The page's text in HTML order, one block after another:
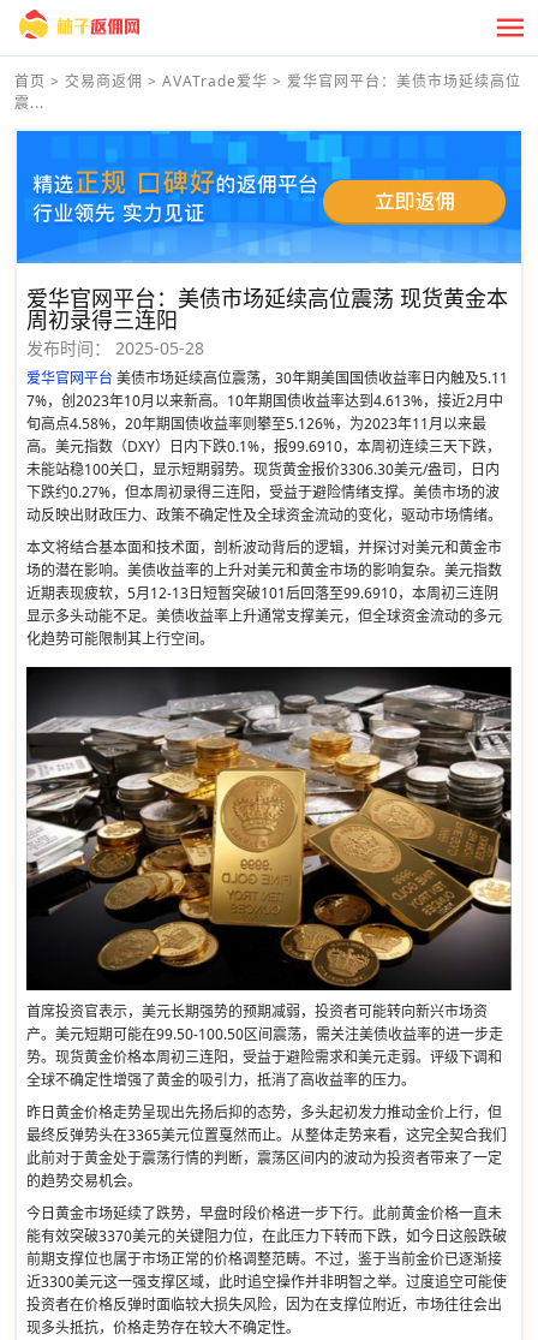
首页 > 交易商返佣 > AVATrade爱华 > 爱华官网平台：美债市场延续高位
震...
爱华官网平台：美债市场延续高位震荡 现货黄金本
周初录得三连阳
发布时间： 2025-05-28
爱华官网平台 美债市场延续高位震荡，30年期美国国债收益率日内触及5.11
7%，创2023年10月以来新高。10年期国债收益率达到4.613%，接近2月中
旬高点4.58%，20年期国债收益率则攀至5.126%，为2023年11月以来最
高。美元指数（DXY）日内下跌0.1%，报99.6910，本周初连续三天下跌，
未能站稳100关口，显示短期弱势。现货黄金报价3306.30美元/盎司，日内
下跌约0.27%，但本周初录得三连阳，受益于避险情绪支撑。美债市场的波
动反映出财政压力、政策不确定性及全球资金流动的变化，驱动市场情绪。
本文将结合基本面和技术面，剖析波动背后的逻辑，并探讨对美元和黄金市
场的潜在影响。美债收益率的上升对美元和黄金市场的影响复杂。美元指数
近期表现疲软，5月12-13日短暂突破101后回落至99.6910，本周初三连阴
显示多头动能不足。美债收益率上升通常支撑美元，但全球资金流动的多元
化趋势可能限制其上行空间。
首席投资官表示，美元长期强势的预期减弱，投资者可能转向新兴市场资
产。美元短期可能在99.50-100.50区间震荡，需关注美债收益率的进一步走
势。现货黄金价格本周初三连阳，受益于避险需求和美元走弱。评级下调和
全球不确定性增强了黄金的吸引力，抵消了高收益率的压力。
昨日黄金价格走势呈现出先扬后抑的态势，多头起初发力推动金价上行，但
最终反弹势头在3365美元位置戛然而止。从整体走势来看，这完全契合我们
此前对于黄金处于震荡行情的判断，震荡区间内的波动为投资者带来了一定
的趋势交易机会。
今日黄金市场延续了跌势，早盘时段价格进一步下行。此前黄金价格一直未
能有效突破3370美元的关键阻力位，在此压力下转而下跌，如今日这般跌破
前期支撑位也属于市场正常的价格调整范畴。不过，鉴于当前金价已逐渐接
近3300美元这一强支撑区域，此时追空操作并非明智之举。过度追空可能使
投资者在价格反弹时面临较大损失风险，因为在支撑位附近，市场往往会出
现多头抵抗，价格走势存在较大不确定性。